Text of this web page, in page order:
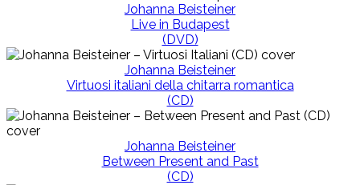
Johanna Beisteiner
Live in Budapest
(DVD)
Johanna Beisteiner
Virtuosi italiani della chitarra romantica
(CD)
Johanna Beisteiner
Between Present and Past
(CD)